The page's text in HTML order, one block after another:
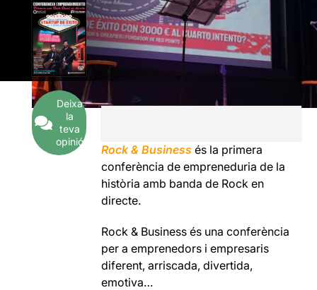
Deixa
la
teva
opinió
Rock & Business és la primera
conferència de empreneduria de la
història amb banda de Rock en
directe.
Rock & Business és una conferència
per a emprenedors i empresaris
diferent, arriscada, divertida,
emotiva…